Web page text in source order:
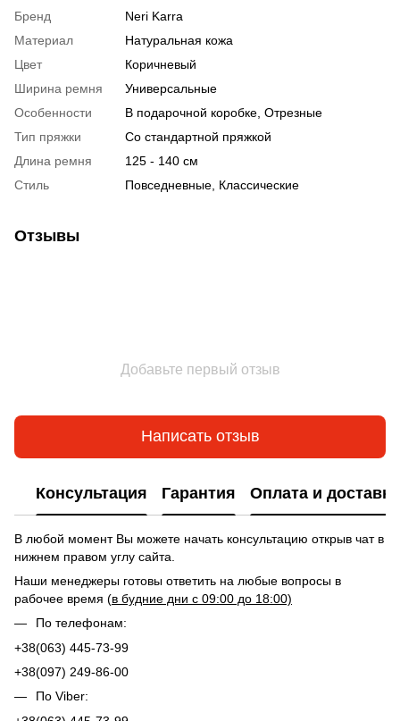
Бренд
Neri Karra
Материал
Натуральная кожа
Цвет
Коричневый
Ширина ремня
Универсальные
Особенности
В подарочной коробке, Отрезные
Тип пряжки
Со стандартной пряжкой
Длина ремня
125 - 140 см
Стиль
Повседневные, Классические
Отзывы
Добавьте первый отзыв
Написать отзыв
Консультация Гарантия Оплата и доставка
В любой момент Вы можете начать консультацию открыв чат в
нижнем правом углу сайта.
Наши менеджеры готовы ответить на любые вопросы в
рабочее время (в будние дни с 09:00 до 18:00)
По телефонам:
+38(063) 445-73-99
+38(097) 249-86-00
По Viber: